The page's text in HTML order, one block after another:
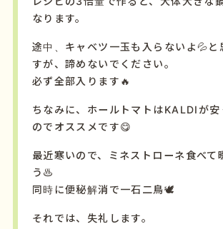
なります。
途中、キャベツ一玉も入らないよ💦と
すが、諦めないでください。
必ず全部入ります🔥
ちなみに、ホールトマトはKALDIが安
のでオススメです😋
最近寒いので、ミネストローネ食べて
う♨️
同時に便秘解消で一石二鳥🕊️
それでは、失礼します。